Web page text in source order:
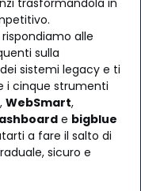
alle
sulla
sistemi legacy e ti
i cinque strumenti
, WebSmart,
e bigblue
a fare il salto di
sicuro e